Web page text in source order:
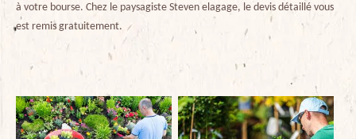
à votre bourse. Chez le paysagiste Steven elagage, le devis détaillé vous
est remis gratuitement.